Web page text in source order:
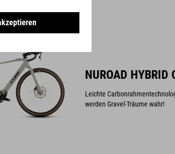
NUROAD HYBRID
Leichte
werden Gravel-Träume wahr!